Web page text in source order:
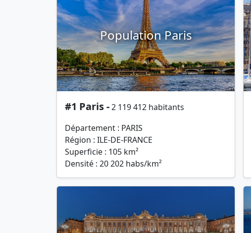
Population Paris
#1 Paris -2 119 412 habitants
Département : PARIS
Région : ILE-DE-FRANCE
Superficie : 105 km²
Densité : 20 202 habs/km²